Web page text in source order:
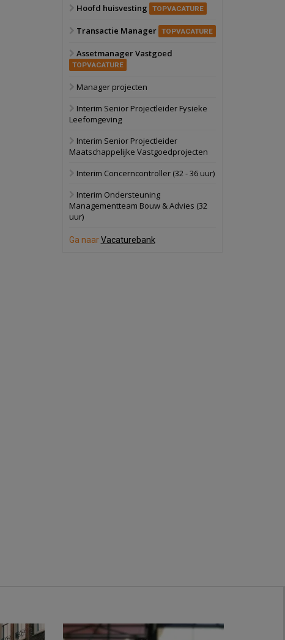
Oranje
28 september 2026
bedrijventerrein
Bekijk
Schuinesloot
politiebureau
17 september 2026
Voormalig
Hoofd huisvesting TOPVACATURE
Transactie Manager TOPVACATURE
Assetmanager Vastgoed
TOPVACATURE
Manager projecten
Interim Senior Projectleider Fysieke
Leefomgeving
Interim Senior Projectleider
Maatschappelijke Vastgoedprojecten
Interim Concerncontroller (32 - 36 uur)
Interim Ondersteuning
Managementteam Bouw & Advies (32
uur)
Ga naarVacaturebank